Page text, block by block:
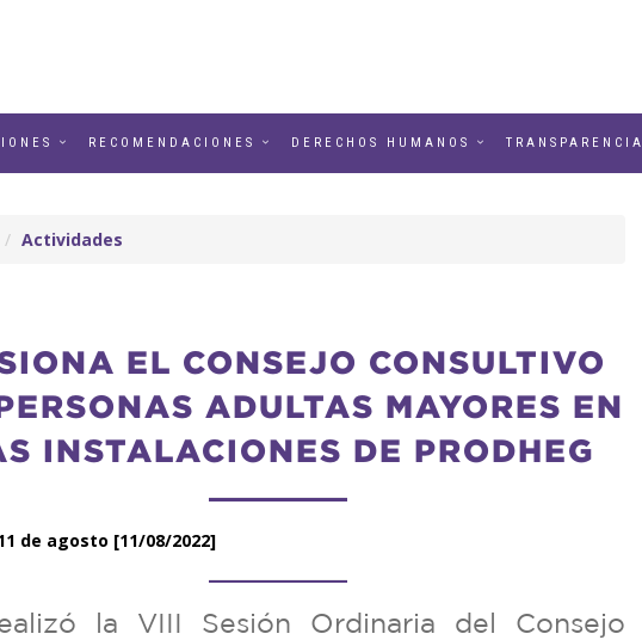
RECOMENDACIONES DERECHOS HUMANOS TRANSPARENCIA
Actividades
EL CONSEJO CONSULTIVO
ADULTAS MAYORES EN
INSTALACIONES DE PRODHEG
de agosto [11/08/2022]
la VIII Sesión Ordinaria del Consejo